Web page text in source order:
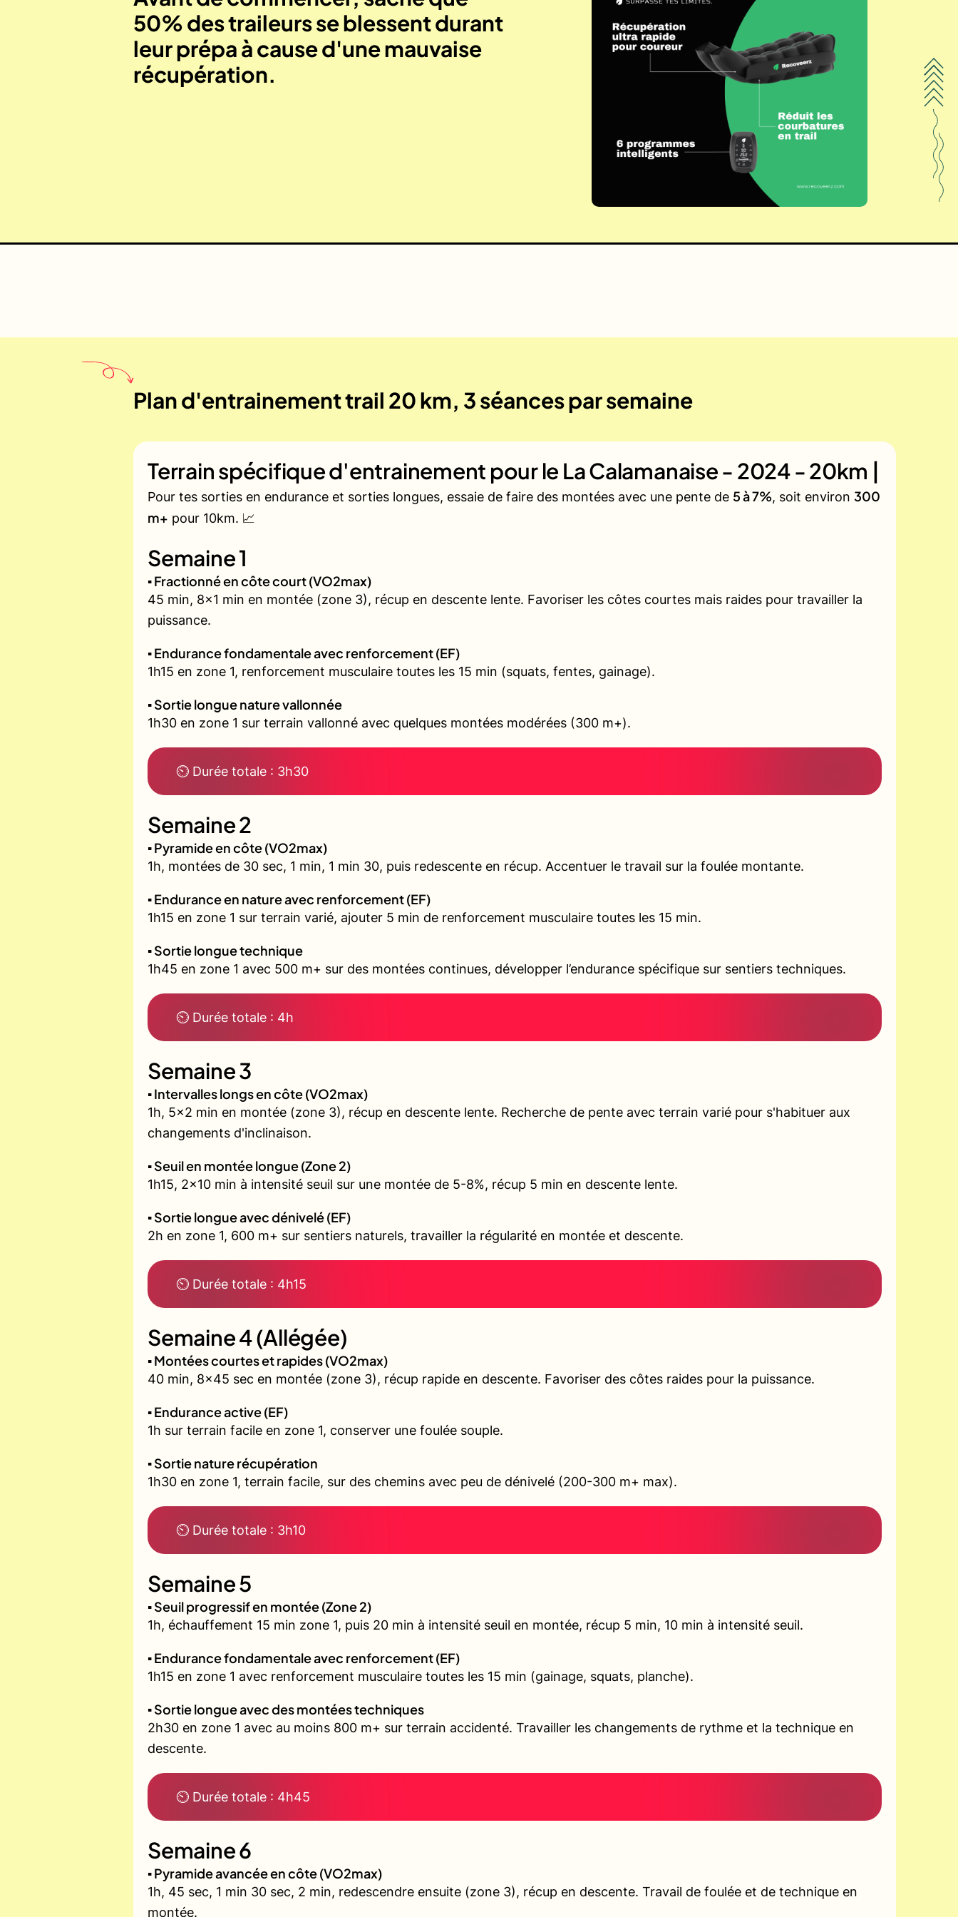
50% des traileurs se blessent durant
leur prépa à cause d'une mauvaise
récupération.
Plan d'entrainement trail 20 km, 3 séances par semaine
Terrain spécifique d'entrainement pour le La Calamanaise - 2024 - 20km |
Pour tes sorties en endurance et sorties longues, essaie de faire des montées avec une pente de 5 à 7%, soit environ 300
m+ pour 10km. 📈
Semaine 1
▪️ Fractionné en côte court (VO2max)
45 min, 8x1 min en montée (zone 3), récup en descente lente. Favoriser les côtes courtes mais raides pour travailler la
puissance.
▪️ Endurance fondamentale avec renforcement (EF)
1h15 en zone 1, renforcement musculaire toutes les 15 min (squats, fentes, gainage).
▪️ Sortie longue nature vallonnée
1h30 en zone 1 sur terrain vallonné avec quelques montées modérées (300 m+).
⏲ Durée totale : 3h30
Semaine 2
▪️ Pyramide en côte (VO2max)
1h, montées de 30 sec, 1 min, 1 min 30, puis redescente en récup. Accentuer le travail sur la foulée montante.
▪️ Endurance en nature avec renforcement (EF)
1h15 en zone 1 sur terrain varié, ajouter 5 min de renforcement musculaire toutes les 15 min.
▪️ Sortie longue technique
1h45 en zone 1 avec 500 m+ sur des montées continues, développer l’endurance spécifique sur sentiers techniques.
⏲ Durée totale : 4h
Semaine 3
▪️ Intervalles longs en côte (VO2max)
1h, 5x2 min en montée (zone 3), récup en descente lente. Recherche de pente avec terrain varié pour s'habituer aux
changements d'inclinaison.
▪️ Seuil en montée longue (Zone 2)
1h15, 2x10 min à intensité seuil sur une montée de 5-8%, récup 5 min en descente lente.
▪️ Sortie longue avec dénivelé (EF)
2h en zone 1, 600 m+ sur sentiers naturels, travailler la régularité en montée et descente.
⏲ Durée totale : 4h15
Semaine 4 (Allégée)
▪️ Montées courtes et rapides (VO2max)
40 min, 8x45 sec en montée (zone 3), récup rapide en descente. Favoriser des côtes raides pour la puissance.
▪️ Endurance active (EF)
1h sur terrain facile en zone 1, conserver une foulée souple.
▪️ Sortie nature récupération
1h30 en zone 1, terrain facile, sur des chemins avec peu de dénivelé (200-300 m+ max).
⏲ Durée totale : 3h10
Semaine 5
▪️ Seuil progressif en montée (Zone 2)
1h, échauffement 15 min zone 1, puis 20 min à intensité seuil en montée, récup 5 min, 10 min à intensité seuil.
▪️ Endurance fondamentale avec renforcement (EF)
1h15 en zone 1 avec renforcement musculaire toutes les 15 min (gainage, squats, planche).
▪️ Sortie longue avec des montées techniques
2h30 en zone 1 avec au moins 800 m+ sur terrain accidenté. Travailler les changements de rythme et la technique en
descente.
⏲ Durée totale : 4h45
Semaine 6
▪️ Pyramide avancée en côte (VO2max)
1h, 45 sec, 1 min 30 sec, 2 min, redescendre ensuite (zone 3), récup en descente. Travail de foulée et de technique en
montée.